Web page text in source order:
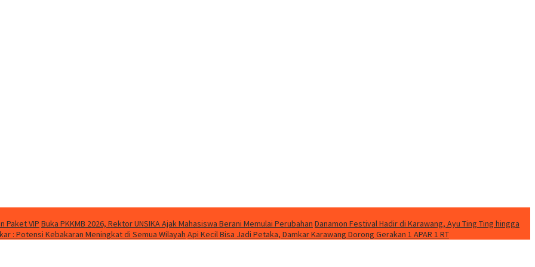
Paket VIP Buka PKKMB 2026, Rektor UNSIKA Ajak Mahasiswa Berani Memulai Perubahan Danamon Festival Hadir di Karawang, Ayu Ting Ting hingga
: Potensi Kebakaran Meningkat di Semua Wilayah Api Kecil Bisa Jadi Petaka, Damkar Karawang Dorong Gerakan 1 APAR 1 RT